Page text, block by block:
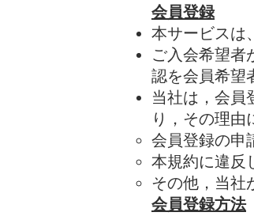
会員登録
本サービスは
ご入会希望者
認を会員希望
当社は，会員
り，その理由
会員登録の申
本規約に違反
その他，当社
会員登録方法